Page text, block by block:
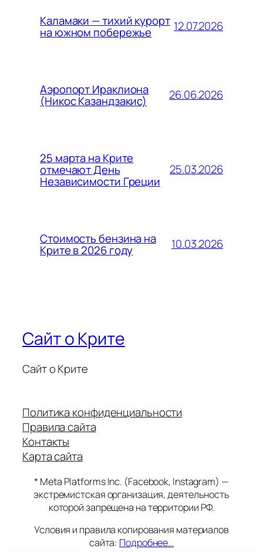
Каламаки — тихий курорт
на южном побережье 12.07.2026
Аэропорт Ираклиона
(Никос Казандзакис) 26.06.2026
25 марта на Крите
отмечают День
Независимости Греции
25.03.2026
Стоимость бензина на
Крите в 2026 году 10.03.2026
Сайт о Крите
Сайт о Крите
Политика конфиденциальности
Правила сайта
Контакты
Карта сайта
* Meta Platforms Inc. (Facebook, Instagram) —
экстремистская организация, деятельность
которой запрещена на территории РФ.
Условия и правила копирования материалов
сайта: Подробнее…